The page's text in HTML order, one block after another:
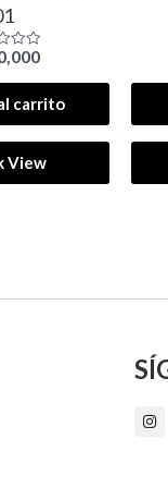
carrito
View
I
n